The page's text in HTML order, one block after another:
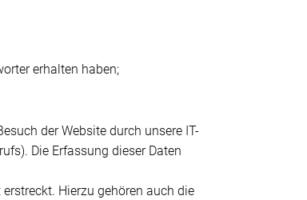
erhalten haben;
der Website durch unsere IT-
Die Erfassung dieser Daten
Hierzu gehören auch die